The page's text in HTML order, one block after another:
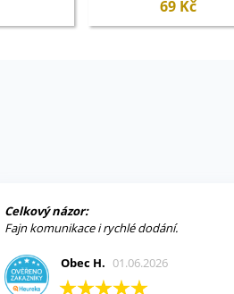
69 Kč
Celkový názor:
Fajn komunikace i rychlé dodání.
Obec H. 01.06.2026